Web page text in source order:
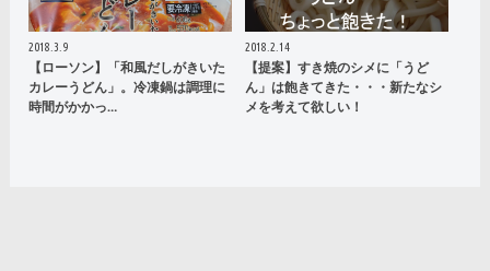
2018.3.9
【ローソン】「和風だしがきいた
カレーうどん」。冷凍鍋は調理に
時間がかかっ…
2018.2.14
【提案】すき焼のシメに「うど
ん」は飽きてきた・・・新たなシ
メを考えて欲しい！